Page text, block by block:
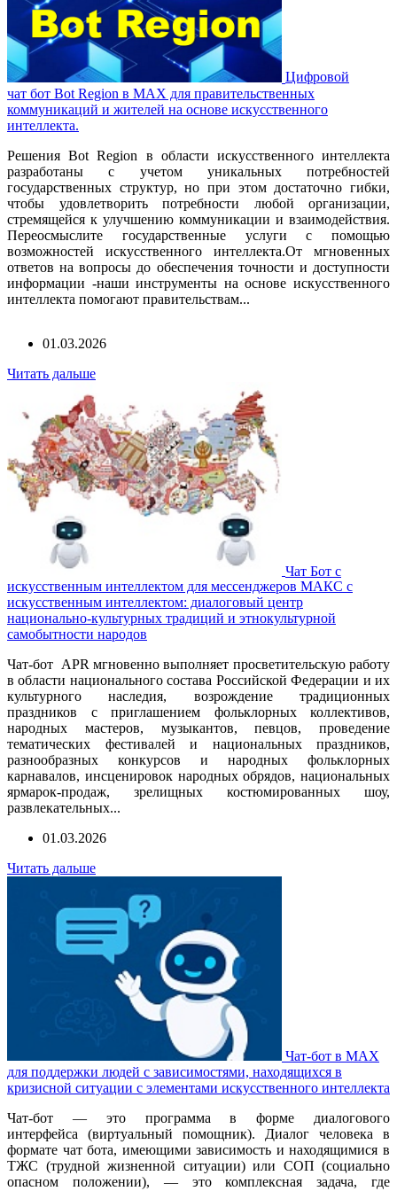
Цифровой
чат бот Вot Region в MAX для правительственных
коммуникаций и жителей на основе искусственного
интеллекта.
Решения Вot Region в области искусственного интеллекта
разработаны с учетом уникальных потребностей
государственных структур, но при этом достаточно гибки,
чтобы удовлетворить потребности любой организации,
стремящейся к улучшению коммуникации и взаимодействия.
Переосмыслите государственные услуги с помощью
возможностей искусственного интеллекта.От мгновенных
ответов на вопросы до обеспечения точности и доступности
информации -наши инструменты на основе искусственного
интеллекта помогают правительствам...
01.03.2026
Читать дальше
Чат Бот с
искусственным интеллектом для мессенджеров МАКС с
искусственным интеллектом: диалоговый центр
национально-культурных традиций и этнокультурной
самобытности народов
Чат-бот APR мгновенно выполняет просветительскую работу
в области национального состава Российской Федерации и их
культурного наследия, возрождение традиционных
праздников с приглашением фольклорных коллективов,
народных мастеров, музыкантов, певцов, проведение
тематических фестивалей и национальных праздников,
разнообразных конкурсов и народных фольклорных
карнавалов, инсценировок народных обрядов, национальных
ярмарок-продаж, зрелищных костюмированных шоу,
развлекательных...
01.03.2026
Читать дальше
Чат-бот в MAX
для поддержки людей с зависимостями, находящихся в
кризисной ситуации с элементами искусственного интеллекта
Чат-бот — это программа в форме диалогового
интерфейса (виртуальный помощник). Диалог человека в
формате чат бота, имеющими зависимость и находящимися в
ТЖС (трудной жизненной ситуации) или СОП (социально
опасном положении), — это комплексная задача, где